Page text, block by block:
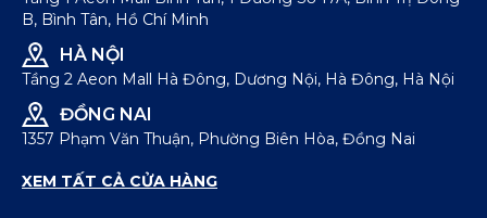
B, Bình Tân, Hồ Chí Minh
HÀ NỘI
Tầng 2 Aeon Mall Hà Đông, Dương Nội, Hà Đông, Hà Nội
ĐỒNG NAI
1357 Phạm Văn Thuận, Phường Biên Hòa, Đồng Nai
XEM TẤT CẢ CỬA HÀNG